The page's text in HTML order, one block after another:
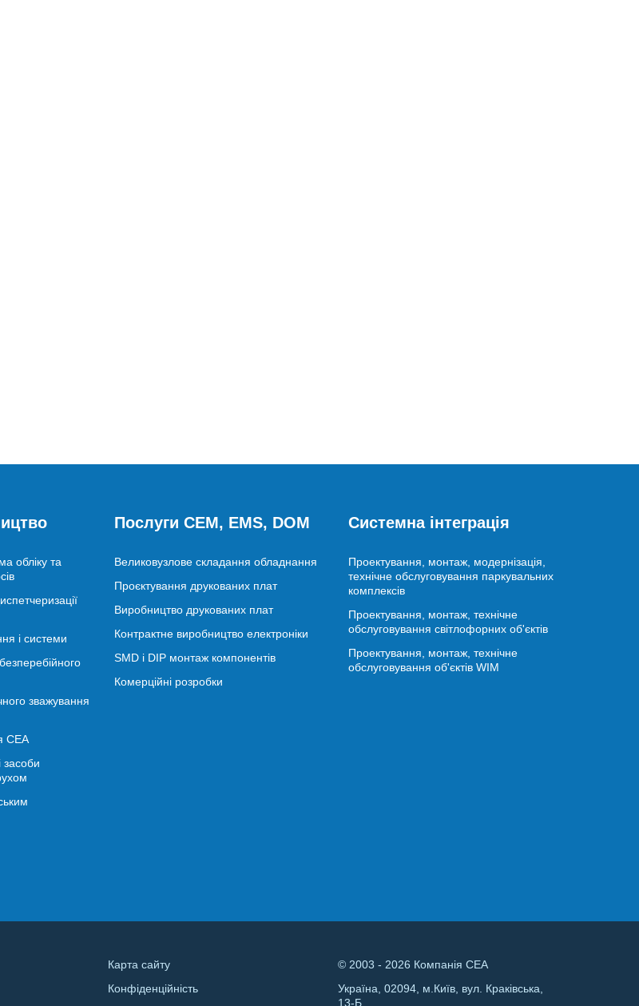
обліку та
і системи
зважування
СЕА
засоби
Послуги CEM, EMS, DOM
Великовузлове складання обладнання
Проєктування друкованих плат
Виробництво друкованих плат
Контрактне виробництво електроніки
SMD і DIP монтаж компонентів
Комерційні розробки
Системна інтеграція
Проектування, монтаж, модернізація,
технічне обслуговування паркувальних
комплексів
Проектування, монтаж, технічне
обслуговування світлофорних об'єктів
Проектування, монтаж, технічне
обслуговування об'єктів WIM
Карта сайту
Конфіденційність
© 2003 - 2026 Компанія СЕА
Україна, 02094, м.Київ, вул. Краківська,
13-Б